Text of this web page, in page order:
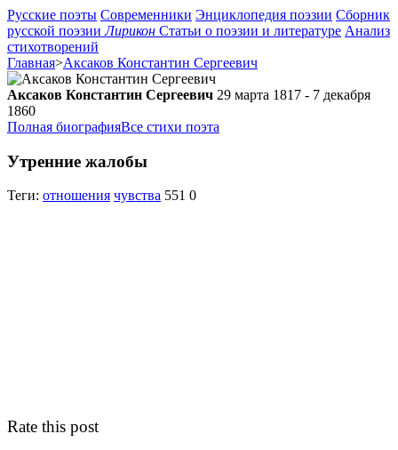
Русские поэты Современники Энциклопедия поэзии Сборник
русской поэзии Лирикон Статьи о поэзии и литературе Анализ
стихотворений
Главная>Аксаков Константин Сергеевич
Аксаков Константин Сергеевич 29 марта 1817 - 7 декабря
1860
Полная биографияВсе стихи поэта
Утренние жалобы
Теги: отношения чувства 551 0
Rate this post